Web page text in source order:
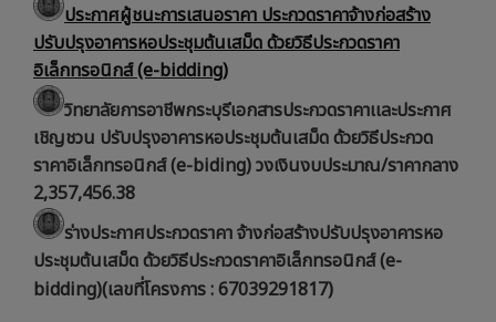
ประกาศผู้ชนะการเสนอราคา ประกวดราคาจ้างก่อสร้าง
ปรับปรุงอาคารหอประชุมต้นเสม็ด ด้วยวิธีประกวดราคา
อิเล็กทรอนิกส์ (e-bidding)
วิทยาลัยการอาชีพกระบุรีเอกสารประกวดราคาเเละประกาศ
เชิญชวน ปรับปรุงอาคารหอประชุมต้นเสม็ด ด้วยวิธีประกวด
ราคาอิเล็กทรอนิกส์ (e-biding) วงเงินงบประมาณ/ราคากลาง
2,357,456.38
ร่างประกาศประกวดราคา จ้างก่อสร้างปรับปรุงอาคารหอ
ประชุมต้นเสม็ด ด้วยวิธีประกวดราคาอิเล็กทรอนิกส์ (e-
bidding)(เลขที่โครงการ : 67039291817)